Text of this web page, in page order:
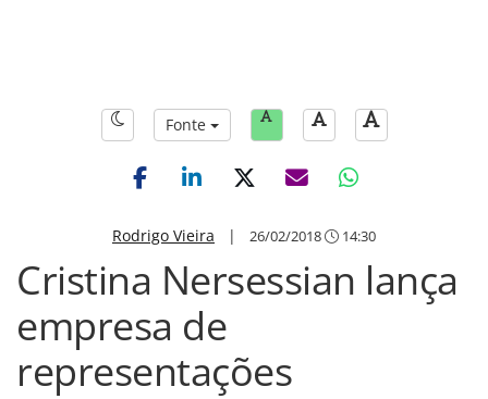
Fonte
Rodrigo Vieira | 26/02/2018 14:30
Cristina Nersessian lança
empresa de
representações